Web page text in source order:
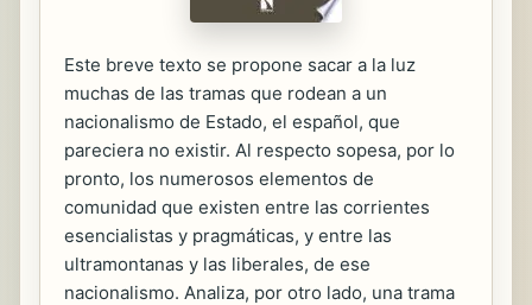
Este breve texto se propone sacar a la luz
muchas de las tramas que rodean a un
nacionalismo de Estado, el español, que
pareciera no existir. Al respecto sopesa, por lo
pronto, los numerosos elementos de
comunidad que existen entre las corrientes
esencialistas y pragmáticas, y entre las
ultramontanas y las liberales, de ese
nacionalismo. Analiza, por otro lado, una trama